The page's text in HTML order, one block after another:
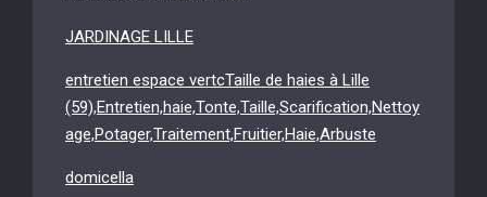
JARDINAGE LILLE
entretien espace vertcTaille de haies à Lille
(59),Entretien,haie,Tonte,Taille,Scarification,Nettoy
age,Potager,Traitement,Fruitier,Haie,Arbuste
domicella